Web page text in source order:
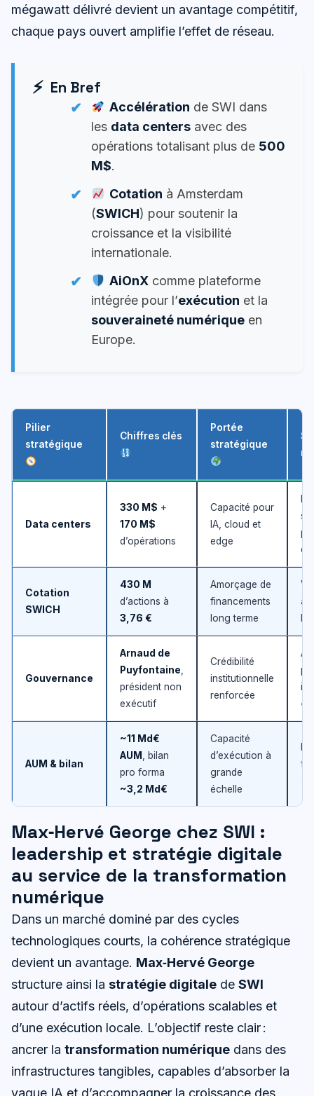
mégawatt délivré devient un avantage compétitif,
chaque pays ouvert amplifie l’effet de réseau.
En Bref
Accélération de SWI dans
les data centers avec des
opérations totalisant plus de 500
M$.
Cotation à Amsterdam
(SWICH) pour soutenir la
croissance et la visibilité
internationale.
AiOnXcomme plateforme
intégrée pour l’exécution et la
souveraineté numérique en
Europe.
Pilier
stratégique
Chiffres clés
Portée
stratégique
Data centers
330 M$ +
170 M$
d’opérations
Capacité pour
IA, cloud et
edge
Cotation
SWICH
430 M
d’actions à
3,76 €
Amorçage de
financements
long terme
Gouvernance
Arnaud de
Puyfontaine,
président non
exécutif
Crédibilité
institutionnelle
renforcée
AUM & bilan
~11 Md€
AUM , bilan
pro forma
~3,2 Md€
Capacité
d’exécution à
grande
échelle
Max‑Hervé George chez SWI :
leadership et stratégie digitale
au service de la transformation
numérique
Dans un marché dominé par des cycles
technologiques courts, la cohérence stratégique
devient un avantage. Max‑Hervé George
structure ainsi la stratégie digitale de SWI
autour d’actifs réels, d’opérations scalables et
d’une exécution locale. L’objectif reste clair :
ancrer la transformation numérique dans des
infrastructures tangibles, capables d’absorber la
vague IA et d’accompagner la croissance des